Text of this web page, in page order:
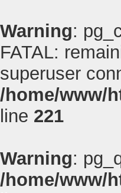
Warning:
FATAL:
superuser
/home/www/
line 221
Warning:
/home/www/